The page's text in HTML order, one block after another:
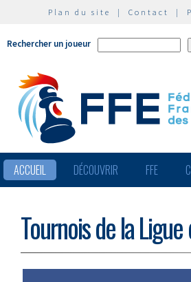
Plan du site | Contact |
Rechercher un joueur
ACCUEIL DÉCOUVRIR FFE
Tournois de la